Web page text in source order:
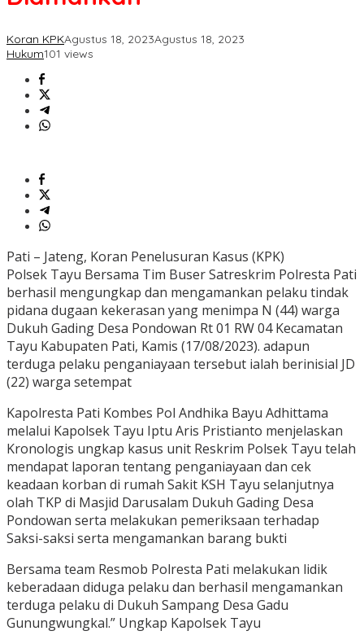
Koran KPKAgustus 18, 2023Agustus 18, 2023
Hukum101 views
Pati – Jateng, Koran Penelusuran Kasus (KPK)
Polsek Tayu Bersama Tim Buser Satreskrim Polresta Pati
berhasil mengungkap dan mengamankan pelaku tindak
pidana dugaan kekerasan yang menimpa N (44) warga
Dukuh Gading Desa Pondowan Rt 01 RW 04 Kecamatan
Tayu Kabupaten Pati, Kamis (17/08/2023). adapun
terduga pelaku penganiayaan tersebut ialah berinisial JD
(22) warga setempat
Kapolresta Pati Kombes Pol Andhika Bayu Adhittama
melalui Kapolsek Tayu Iptu Aris Pristianto menjelaskan
Kronologis ungkap kasus unit Reskrim Polsek Tayu telah
mendapat laporan tentang penganiayaan dan cek
keadaan korban di rumah Sakit KSH Tayu selanjutnya
olah TKP di Masjid Darusalam Dukuh Gading Desa
Pondowan serta melakukan pemeriksaan terhadap
Saksi-saksi serta mengamankan barang bukti
Bersama team Resmob Polresta Pati melakukan lidik
keberadaan diduga pelaku dan berhasil mengamankan
terduga pelaku di Dukuh Sampang Desa Gadu
Gunungwungkal.” Ungkap Kapolsek Tayu